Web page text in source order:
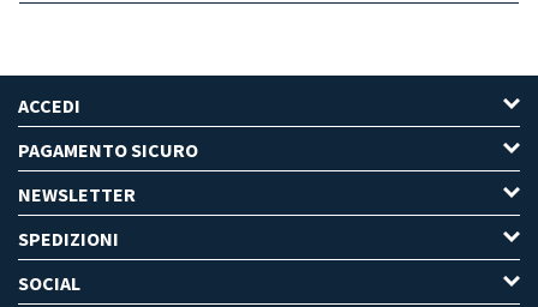
ACCEDI
PAGAMENTO SICURO
NEWSLETTER
SPEDIZIONI
SOCIAL